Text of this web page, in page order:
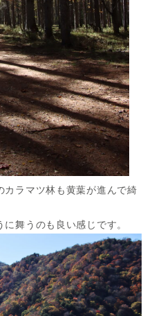
カラマツ林も黄葉が進んで綺
舞うのも良い感じです。